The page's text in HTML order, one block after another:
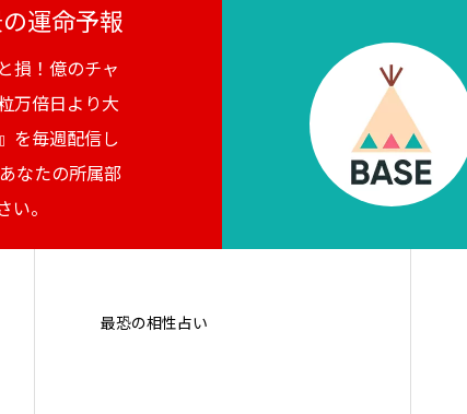
運命予報
損！億のチャ
万倍日より大
を毎週配信し
なたの所属部
。
最恐の相性占い